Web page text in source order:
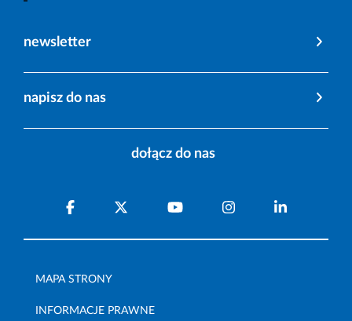
newsletter
napisz do nas
dołącz do nas
MAPA STRONY
INFORMACJE PRAWNE